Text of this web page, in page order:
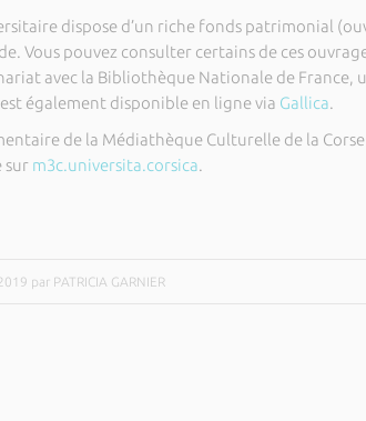
dispose d’un riche fonds patrimonial
Vous pouvez consulter certains de ces
avec la Bibliothèque Nationale de France,
également disponible en ligne via Gallica.
de la Médiathèque Culturelle de la Corse
sur m3c.universita.corsica.
par PATRICIA GARNIER